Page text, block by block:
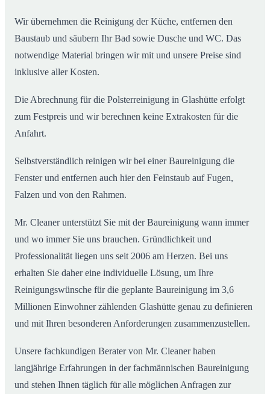
Wir übernehmen die Reinigung der Küche, entfernen den
Baustaub und säubern Ihr Bad sowie Dusche und WC. Das
notwendige Material bringen wir mit und unsere Preise sind
inklusive aller Kosten.
Die Abrechnung für die Polsterreinigung in Glashütte erfolgt
zum Festpreis und wir berechnen keine Extrakosten für die
Anfahrt.
Selbstverständlich reinigen wir bei einer Baureinigung die
Fenster und entfernen auch hier den Feinstaub auf Fugen,
Falzen und von den Rahmen.
Mr. Cleaner unterstützt Sie mit der Baureinigung wann immer
und wo immer Sie uns brauchen. Gründlichkeit und
Professionalität liegen uns seit 2006 am Herzen. Bei uns
erhalten Sie daher eine individuelle Lösung, um Ihre
Reinigungswünsche für die geplante Baureinigung im 3,6
Millionen Einwohner zählenden Glashütte genau zu definieren
und mit Ihren besonderen Anforderungen zusammenzustellen.
Unsere fachkundigen Berater von Mr. Cleaner haben
langjährige Erfahrungen in der fachmännischen Baureinigung
und stehen Ihnen täglich für alle möglichen Anfragen zur